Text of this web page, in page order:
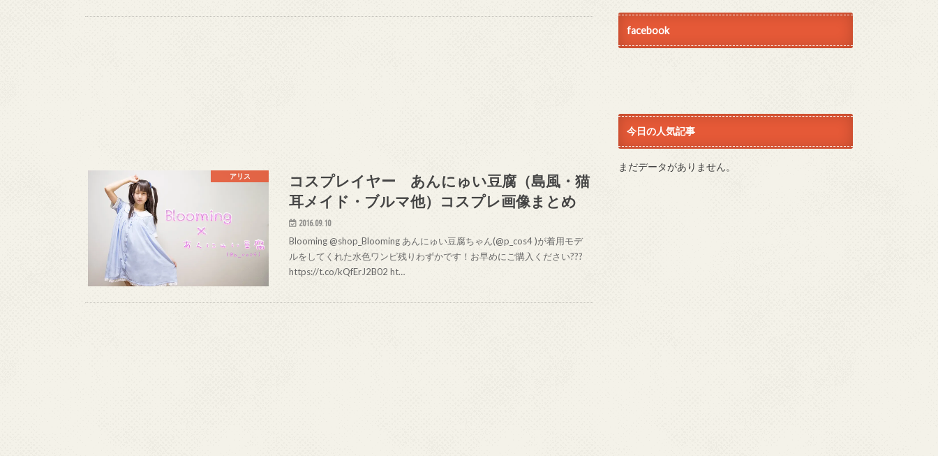
アリス
コスプレイヤー あんにゅい豆腐（島風・猫
耳メイド・ブルマ他）コスプレ画像まとめ
2016.09.10
Blooming @shop_Blooming あんにゅい豆腐ちゃん(@p_cos4 )が着用モデ
ルをしてくれた水色ワンピ残りわずかです！お早めにご購入ください???
https://t.co/kQfErJ2B02 ht…
facebook
今日の人気記事
まだデータがありません。